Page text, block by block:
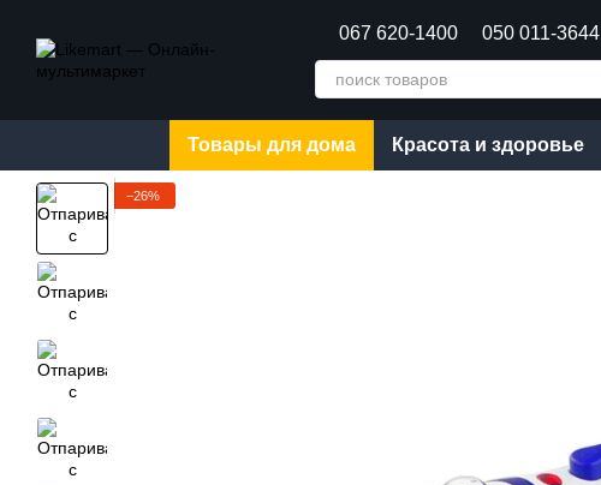
067 620-1400 050 011-3644
Товары для дома Красота и здоровье
−26%